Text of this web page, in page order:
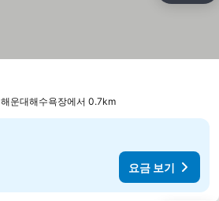
해운대해수욕장에서 0.7km
요금 보기